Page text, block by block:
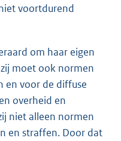
voortdurend
om haar eigen
moet ook normen
en voor de diffuse
overheid en
niet alleen normen
en straffen. Door dat